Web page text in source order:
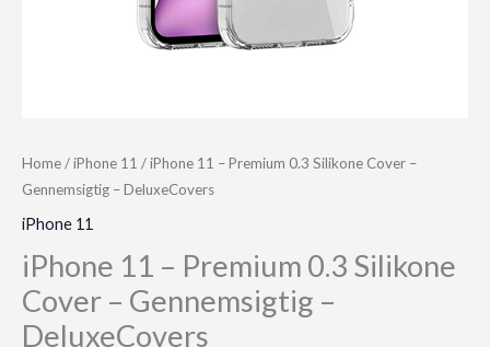
Home/iPhone 11 / iPhone 11 – Premium 0.3 Silikone Cover –
Gennemsigtig – DeluxeCovers
iPhone 11
iPhone 11 – Premium 0.3 Silikone
Cover – Gennemsigtig –
DeluxeCovers